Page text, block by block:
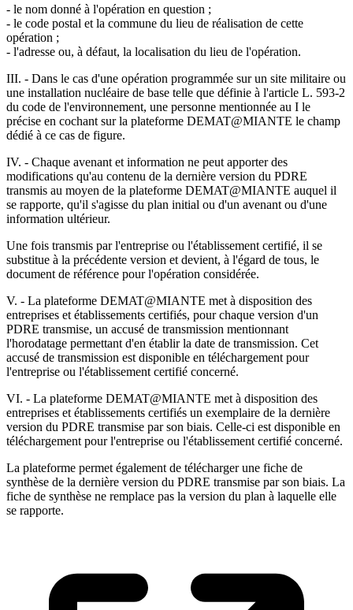
- le nom donné à l'opération en question ;
- le code postal et la commune du lieu de réalisation de cette
opération ;
- l'adresse ou, à défaut, la localisation du lieu de l'opération.
III. - Dans le cas d'une opération programmée sur un site militaire ou
une installation nucléaire de base telle que définie à l'article L. 593-2
du code de l'environnement, une personne mentionnée au I le
précise en cochant sur la plateforme DEMAT@MIANTE le champ
dédié à ce cas de figure.
IV. - Chaque avenant et information ne peut apporter des
modifications qu'au contenu de la dernière version du PDRE
transmis au moyen de la plateforme DEMAT@MIANTE auquel il
se rapporte, qu'il s'agisse du plan initial ou d'un avenant ou d'une
information ultérieur.
Une fois transmis par l'entreprise ou l'établissement certifié, il se
substitue à la précédente version et devient, à l'égard de tous, le
document de référence pour l'opération considérée.
V. - La plateforme DEMAT@MIANTE met à disposition des
entreprises et établissements certifiés, pour chaque version d'un
PDRE transmise, un accusé de transmission mentionnant
l'horodatage permettant d'en établir la date de transmission. Cet
accusé de transmission est disponible en téléchargement pour
l'entreprise ou l'établissement certifié concerné.
VI. - La plateforme DEMAT@MIANTE met à disposition des
entreprises et établissements certifiés un exemplaire de la dernière
version du PDRE transmise par son biais. Celle-ci est disponible en
téléchargement pour l'entreprise ou l'établissement certifié concerné.
La plateforme permet également de télécharger une fiche de
synthèse de la dernière version du PDRE transmise par son biais. La
fiche de synthèse ne remplace pas la version du plan à laquelle elle
se rapporte.